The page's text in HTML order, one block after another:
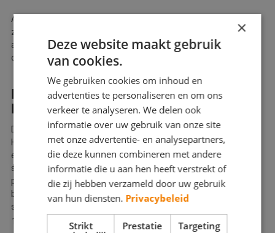
Als u op zoek bent naar een binnenschilder in Hilversum die
zowel een concurrerend tarief hanteert als vakwerk biedt,
aarzel dan niet om contact met ons op te nemen voor een
offerte op maat.
DE WERKZAAMHEDEN VAN DE
BETERE SCHILDER IN HILVERSUM
De schilders die verbonden zijn aan De Betere Schilder in
Hilversum staan bekend om hun toewijding aan vakmanschap
en service van topkwaliteit. Onze schilders begrijpen dat elke
schilderklus een opzichzelfstaand project is dat een
professionele aanpak vereist om de beste resultaten te
behalen. Hieronder staan enkele werkzaamheden waarin onze
schilders uitblinken:
Interieur schilderwerk
×
Deze website maakt gebruik
van cookies.
We gebruiken cookies om inhoud en
advertenties te personaliseren en om ons
verkeer te analyseren. We delen ook
informatie over uw gebruik van onze site
met onze advertentie- en analysepartners,
die deze kunnen combineren met andere
informatie die u aan hen heeft verstrekt of
die zij hebben verzameld door uw gebruik
van hun diensten. Privacybeleid
Strikt
Prestatie Targeting